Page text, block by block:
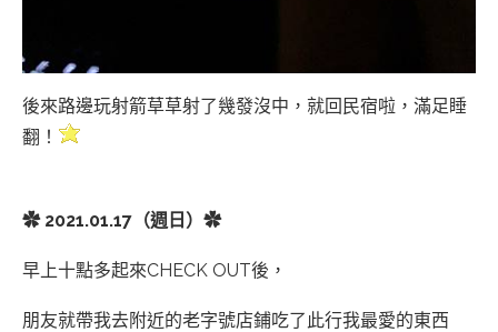
後來路邊玩射箭草草射了幾發沒中，就回民宿啦，滿足睡
翻！
✿ 2021.01.17（週日）✿
早上十點多起來CHECK OUT後，
朋友就帶我去附近的老字號店鋪吃了此行我最愛的東西